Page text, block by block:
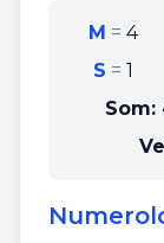
M = 4
S = 1
Som: